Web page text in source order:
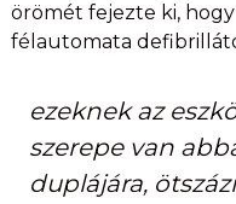
örömét fejezte ki,
félautomata
ezeknek az
szerepe van
duplájára,